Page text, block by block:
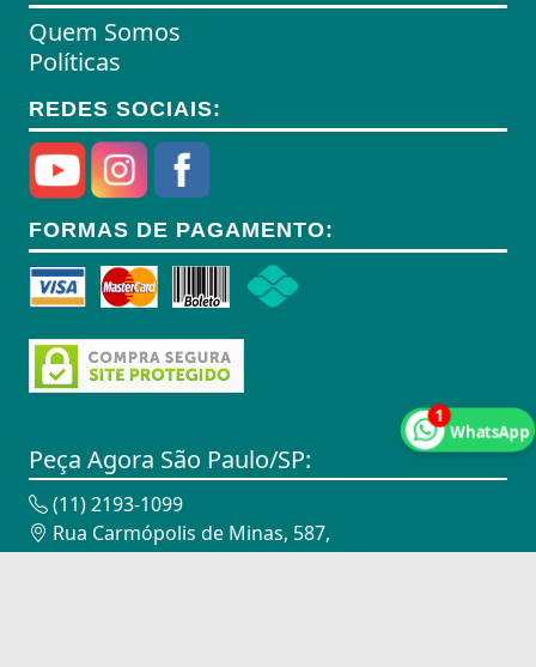
1
WhatsApp
Amplificadores
Andadores
Aneis para Microblading
Anel Segmento
Anilhas
Anilhas de Marcação
Antenas
Antenas de TV
Anéis
Anéis
Quem Somos
Políticas
REDES SOCIAIS:
FORMAS DE PAGAMENTO:
Peça Agora São Paulo/SP:
(11) 2193-1099
Rua Carmópolis de Minas, 587,